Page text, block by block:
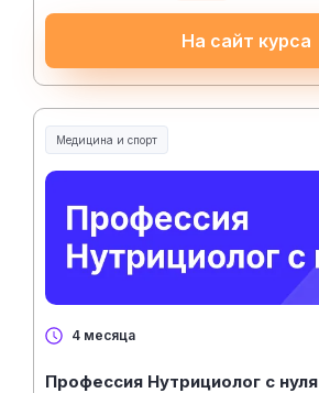
На сайт курса
Медицина и спорт
Медицина, спорт и здоровье
4 месяца
Профессия Нутрициолог с нуля